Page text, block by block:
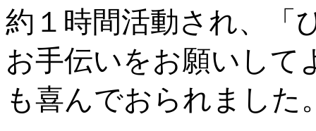
約１時間活動され、「
お手伝いをお願いして
も喜んでおられました